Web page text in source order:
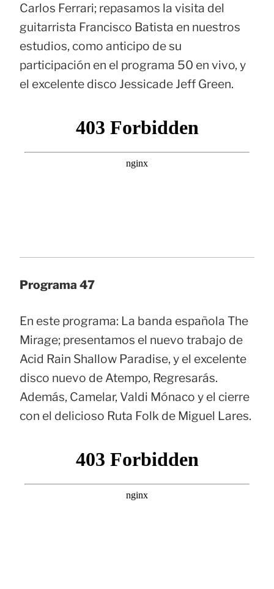
Carlos Ferrari; repasamos la visita del
guitarrista Francisco Batista en nuestros
estudios, como anticipo de su
participación en el programa 50 en vivo, y
el excelente disco Jessicade Jeff Green.
Programa 47
En este programa: La banda española The
Mirage; presentamos el nuevo trabajo de
Acid Rain Shallow Paradise, y el excelente
disco nuevo de Atempo, Regresarás.
Además, Camelar, Valdi Mónaco y el cierre
con el delicioso Ruta Folk de Miguel Lares.